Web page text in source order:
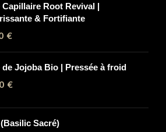
Capillaire Root Revival |
& Fortifiante
€
de Jojoba Bio | Pressée à froid
€
Sacré)